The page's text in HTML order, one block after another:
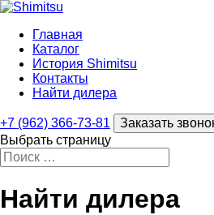
Главная
Каталог
История Shimitsu
Контакты
Найти дилера
+7 (962) 366-73-81
Заказать
Выбрать страницу
Найти дилера